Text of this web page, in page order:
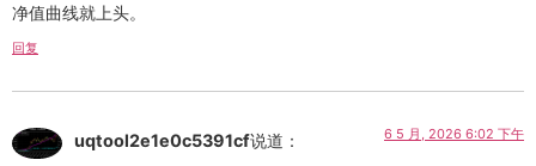
净值曲线就上头。
回复
uqtool2e1e0c5391cf说道： 6 5 月, 2026 6:02 下午